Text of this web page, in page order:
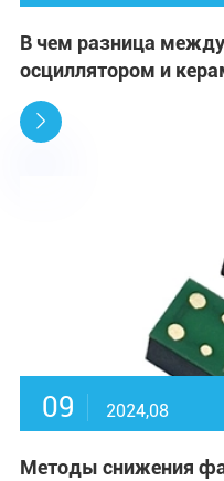
В чем разница
осциллятором и

09 2024,08
Методы снижения